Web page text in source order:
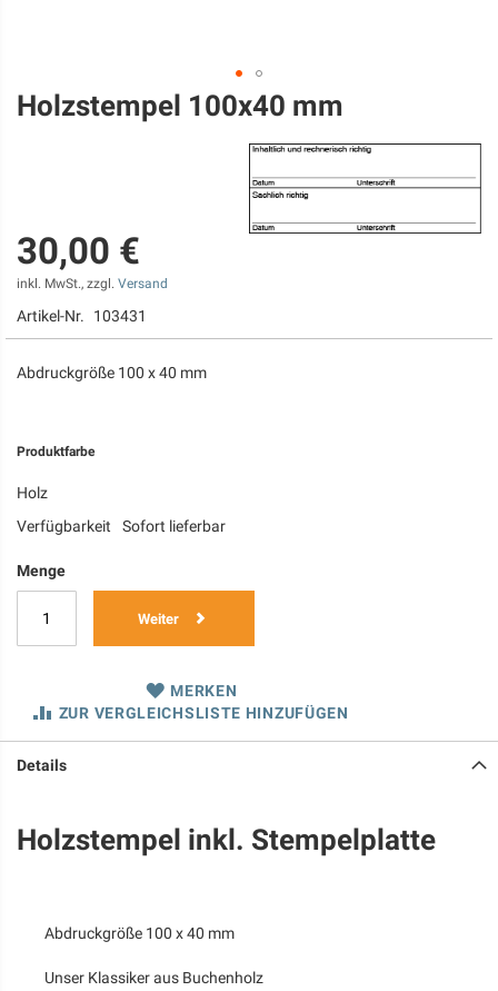
Zum
Anfang
Holzstempel 100x40 mm
30,00 €
inkl. MwSt., zzgl. Versand
Artikel-Nr. 103431
Abdruckgröße 100 x 40 mm
Produktfarbe
Holz
Verfügbarkeit
Sofort lieferbar
Menge
Weiter
MERKEN
ZUR VERGLEICHSLISTE HINZUFÜGEN
Details
Holzstempel inkl. Stempelplatte
Abdruckgröße 100 x 40 mm
Unser Klassiker aus Buchenholz